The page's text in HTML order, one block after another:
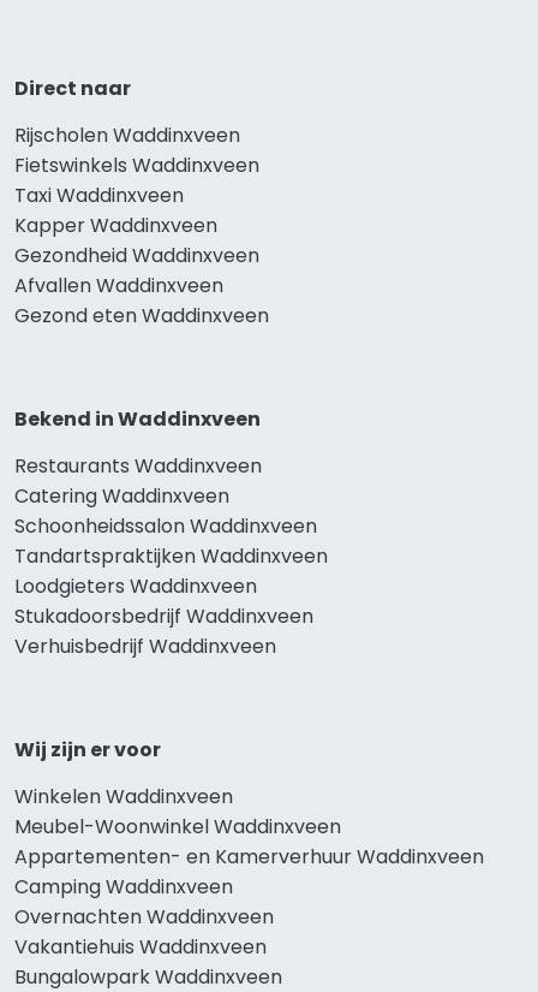
Direct naar
Rijscholen Waddinxveen
Fietswinkels Waddinxveen
Taxi Waddinxveen
Kapper Waddinxveen
Gezondheid Waddinxveen
Afvallen Waddinxveen
Gezond eten Waddinxveen
Bekend in Waddinxveen
Restaurants Waddinxveen
Catering Waddinxveen
Schoonheidssalon Waddinxveen
Tandartspraktijken Waddinxveen
Loodgieters Waddinxveen
Stukadoorsbedrijf Waddinxveen
Verhuisbedrijf Waddinxveen
Wij zijn er voor
Winkelen Waddinxveen
Meubel-Woonwinkel Waddinxveen
Appartementen- en Kamerverhuur Waddinxveen
Camping Waddinxveen
Overnachten Waddinxveen
Vakantiehuis Waddinxveen
Bungalowpark Waddinxveen